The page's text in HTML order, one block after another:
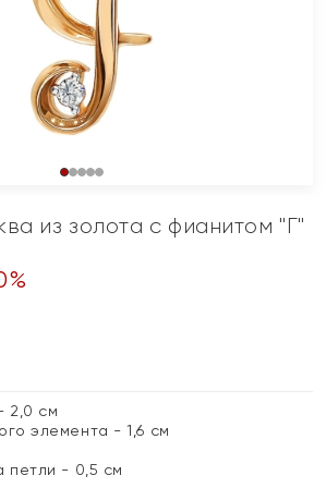
из золота с фианитом "Г"
%
2,0 см
элемента - 1,6 см
петли - 0,5 см